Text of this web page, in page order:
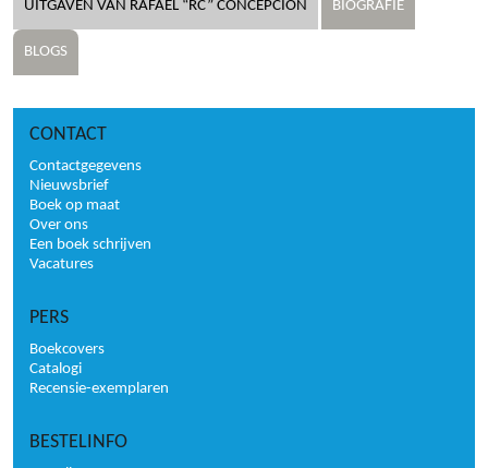
UITGAVEN VAN RAFAEL “RC” CONCEPCION BIOGRAFIE
BLOGS
CONTACT
Contactgegevens
Nieuwsbrief
Boek op maat
Over ons
Een boek schrijven
Vacatures
PERS
Boekcovers
Catalogi
Recensie-exemplaren
BESTELINFO